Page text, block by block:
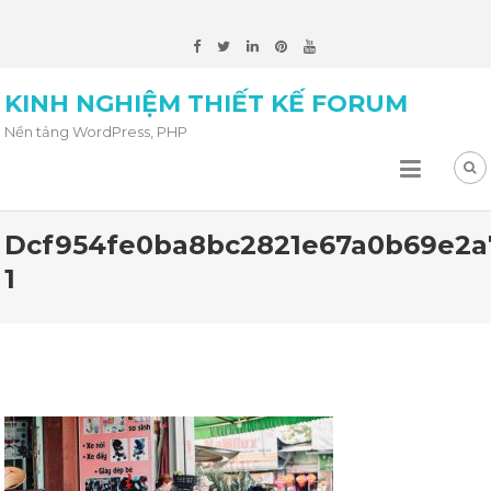
KINH NGHIỆM THIẾT KẾ FORUM
Nền tảng WordPress, PHP
1